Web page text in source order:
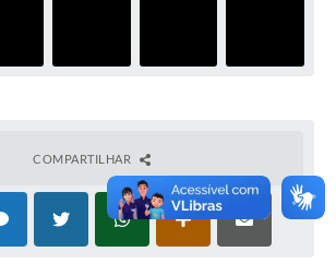
COMPARTILHAR